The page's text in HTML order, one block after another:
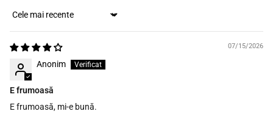
Sort by
07/15/2026
Anonim
E frumoasă
E frumoasă, mi-e bună.